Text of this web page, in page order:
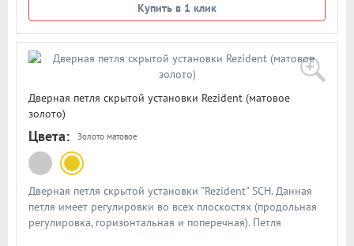
Купить в 1 клик
Дверная петля скрытой установки Rezident (матовое
золото)
Цвета: Золото матовое
Дверная петля скрытой установки "Rezident" SCH. Данная
петля имеет регулировки во всех плоскостях (продольная
регулировка, горизонтальная и поперечная). Петля
складывается таким образом, что её не видно в закрытом